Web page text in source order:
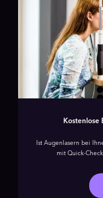
Kostenlose
Ist Augenlasern bei
mit Quick-